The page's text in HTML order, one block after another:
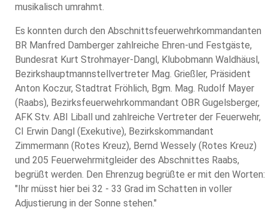
musikalisch umrahmt.
Es konnten durch den Abschnittsfeuerwehrkommandanten
BR Manfred Damberger zahlreiche Ehren-und Festgäste,
Bundesrat Kurt Strohmayer-Dangl, Klubobmann Waldhäusl,
Bezirkshauptmannstellvertreter Mag. Grießler, Präsident
Anton Koczur, Stadtrat Fröhlich, Bgm. Mag. Rudolf Mayer
(Raabs), Bezirksfeuerwehrkommandant OBR Gugelsberger,
AFK Stv. ABI Liball und zahlreiche Vertreter der Feuerwehr,
CI Erwin Dangl (Exekutive), Bezirkskommandant
Zimmermann (Rotes Kreuz), Bernd Wessely (Rotes Kreuz)
und 205 Feuerwehrmitgleider des Abschnittes Raabs,
begrüßt werden. Den Ehrenzug begrüßte er mit den Worten:
"Ihr müsst hier bei 32 - 33 Grad im Schatten in voller
Adjustierung in der Sonne stehen."